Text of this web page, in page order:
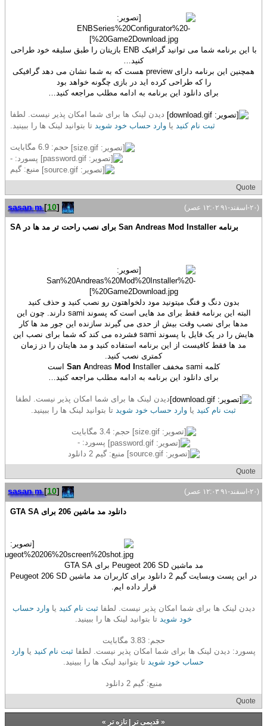
با این برنامه شما می توانید گرافیک ENB بازیتان را طبق سلیقه خود طراحی
کنید…
همچنین این برنامه دارای preview هست که به شما نشان می دهد گرافیکی
را که طراحی کرده اید در بازی چگونه خواهد بود
برای دانلود این برنامه به ادامه مطلب مراجعه کنید…
دیدن لینک ها برای شما امکان پذیر نیست. لطفا
ثبت نام کنید یا وارد حساب خود شوید تا بتوانید لینک ها را ببینید.
حجم: 6.9 مگابایت
پسورد: -
منبع: گیم
Quote
(۲۰-اسفند-۹۱ ۱۲:۰۲ عصر) sasan m[10]
برنامه San Andreas Mod Installer برای نصب راحت تر مد ها در SA
بدون دنگ و فنگ میتونید مود دلخواهتون رو نصب کنید و حذف کنید
البته این برنامه فقط برای مد هایی است که پسوند sami دارند. چون این
مدها برای نصب وقت بیش از حدی می گیرند سازنده این جور مد ها کار
هایش را در یک فایل با پسوند sami فشرده می کند که شما برای نصب این
مد ها فقط کافیست از این برنامه استفاده کنید و مد هایتان را دز زمان
کمتری نصب کنید.
کلمه sami مخفف
San Andreas Mod I nstaller است
برای دانلود این برنامه به ادامه مطلب مراجعه کنید…
دیدن لینک ها برای شما امکان پذیر نیست. لطفا
ثبت نام کنید یا وارد حساب خود شوید تا بتوانید لینک ها را ببینید.
حجم: 3.4 مگابایت
پسورد: -
منبع: گیم 2 دانلود
Quote
(۲۰-اسفند-۹۱ ۱۲:۰۳ عصر) sasan m[10]
دانلود مد ماشین 206 برای GTA SA
مد ماشین Peugeot 206 SD برای GTA SA
در این پست وبسایت گیم 2 دانلود برای کاربران مد ماشین Peugeot 206 SD
قرار داده ایم.
دیدن لینک ها برای شما امکان پذیر نیست. لطفاثبت نام کنید یاوارد حساب
خود شوید تا بتوانید لینک ها را ببینید.
حجم: 3.83 مگابایت
پسورد: دیدن لینک ها برای شما امکان پذیر نیست. لطفا ثبت نام کنید یا وارد
حساب خود شوید تا بتوانید لینک ها را ببینید.
منبع: گیم 2 دانلود
Quote
« قدیمی تر |تازه‌ تر »